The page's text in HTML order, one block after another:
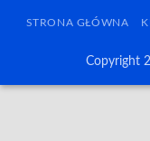
STRONA GŁÓWNA
Copyright